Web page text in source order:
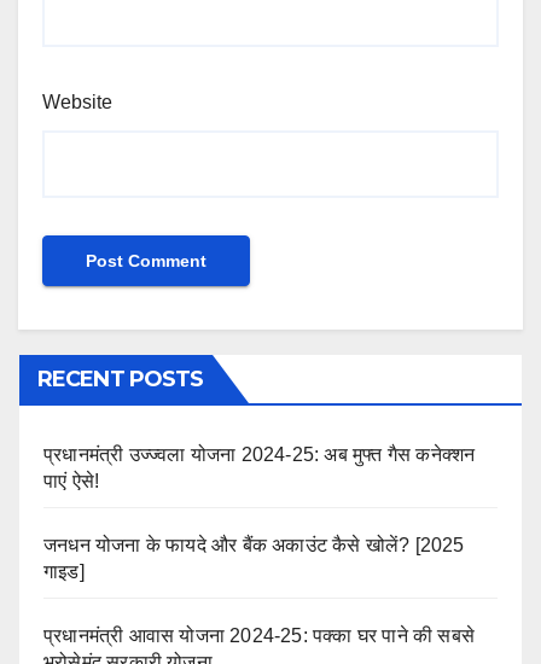
Website
RECENT POSTS
प्रधानमंत्री उज्ज्वला योजना 2024-25: अब मुफ्त गैस कनेक्शन
पाएं ऐसे!
जनधन योजना के फायदे और बैंक अकाउंट कैसे खोलें? [2025
गाइड]
प्रधानमंत्री आवास योजना 2024-25: पक्का घर पाने की सबसे